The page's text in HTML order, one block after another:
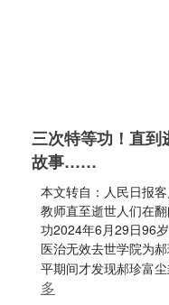
三次特等功！直到
故事……
本文转自：人民日报
教师直至逝世人们在
功2024年6月29日96
医治无效去世学院为
平期间才发现郝珍富
多